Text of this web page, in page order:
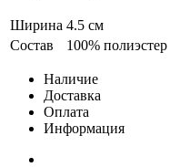
Ширина 4.5 см
Состав
100% полиэстер
Наличие
Доставка
Оплата
Информация